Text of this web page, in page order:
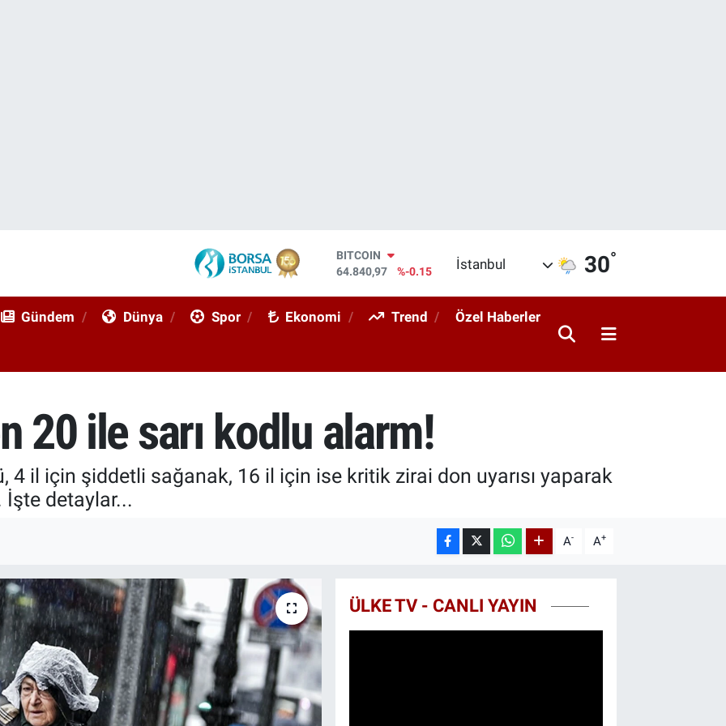
DOLAR
47,7436
%0.18
STERLİN
64.840,97
%-0.15
İstanbul 30°
Gündem Dünya Spor Ekonomi Trend Özel Haberler
20 ile sarı kodlu alarm!
4 il için şiddetli sağanak, 16 il için ise kritik zirai don uyarısı yaparak
İşte detaylar...
A- A+
ÜLKE TV - CANLI YAYIN